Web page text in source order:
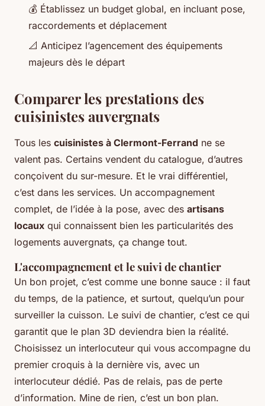
💰 Établissez un budget global, en incluant pose,
raccordements et déplacement
📐 Anticipez l’agencement des équipements
majeurs dès le départ
Comparer les prestations des
cuisinistes auvergnats
Tous les cuisinistes à Clermont-Ferrand ne se
valent pas. Certains vendent du catalogue, d’autres
conçoivent du sur-mesure. Et le vrai différentiel,
c’est dans les services. Un accompagnement
complet, de l’idée à la pose, avec des artisans
locaux qui connaissent bien les particularités des
logements auvergnats, ça change tout.
L'accompagnement et le suivi de chantier
Un bon projet, c’est comme une bonne sauce : il faut
du temps, de la patience, et surtout, quelqu’un pour
surveiller la cuisson. Le suivi de chantier, c’est ce qui
garantit que le plan 3D deviendra bien la réalité.
Choisissez un interlocuteur qui vous accompagne du
premier croquis à la dernière vis, avec un
interlocuteur dédié. Pas de relais, pas de perte
d’information. Mine de rien, c’est un bon plan.